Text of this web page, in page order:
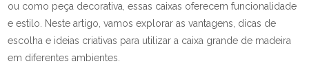
ou como peça decorativa, essas caixas oferecem funcionalidade
e estilo. Neste artigo, vamos explorar as vantagens, dicas de
escolha e ideias criativas para utilizar a caixa grande de madeira
em diferentes ambientes.